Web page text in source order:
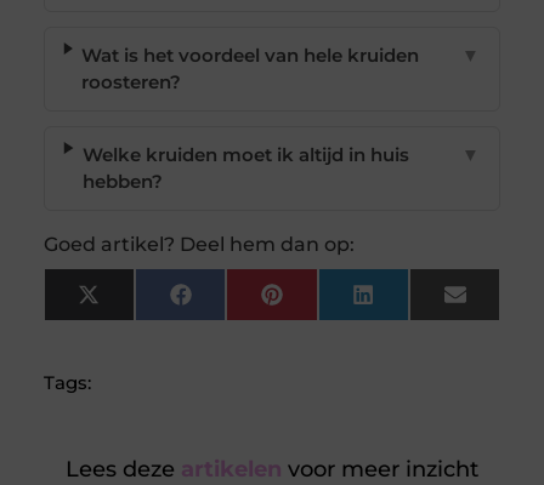
Wat is het voordeel van hele kruiden
roosteren?
▼
Welke kruiden moet ik altijd in huis
hebben?
▼
Goed artikel? Deel hem dan op:
X
(Twitter)
FacebookPinterest LinkedIn Email
Tags:
Lees deze artikelen voor meer inzicht